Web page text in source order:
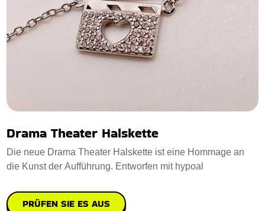
Drama Theater Halskette
Die neue Drama Theater Halskette ist eine Hommage an
die Kunst der Aufführung. Entworfen mit hypoal
PRÜFEN SIE ES AUS